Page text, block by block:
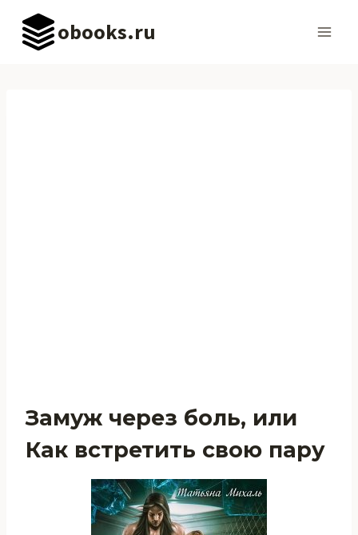
Перейти
содержимому
obooks.ru
Замуж через боль, или
Как встретить свою пару